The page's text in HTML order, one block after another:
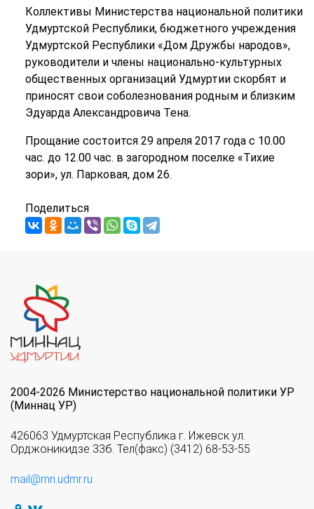
Коллективы Министерства национальной политики
Удмуртской Республики, бюджетного учреждения
Удмуртской Республики «Дом Дружбы народов»,
руководители и члены национально-культурных
общественных организаций Удмуртии скорбят и
приносят свои соболезнования родным и близким
Эдуарда Александровича Тена.
Прощание состоится 29 апреля 2017 года с 10.00
час. до 12.00 час. в загородном поселке «Тихие
зори», ул. Парковая, дом 26.
Поделиться
2004-2026 Министерство национальной политики УР
(Миннац УР)
426063 Удмуртская Республика г. Ижевск ул.
Орджоникидзе 33б. Тел(факс) (3412) 68-53-55
mail@mn.udmr.ru